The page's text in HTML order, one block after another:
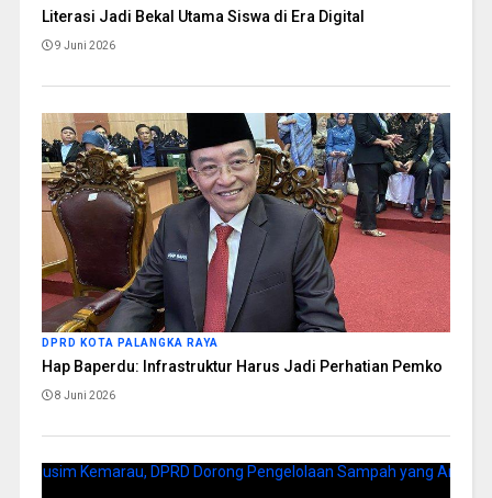
Literasi Jadi Bekal Utama Siswa di Era Digital
9 Juni 2026
DPRD KOTA PALANGKA RAYA
Hap Baperdu: Infrastruktur Harus Jadi Perhatian Pemko
8 Juni 2026